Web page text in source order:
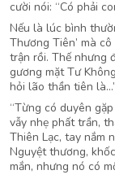
cười nói: “Có phải
Nếu là lúc bình
Thương Tiên’ mà
trận rồi. Thế nhưng
gương mặt Tư
hỏi lão thần tiên
“Từng có duyên
vẫy nhẹ phất trần,
Thiên Lạc, tay nắm
Nguyệt thương,
mắn, nhưng nó có